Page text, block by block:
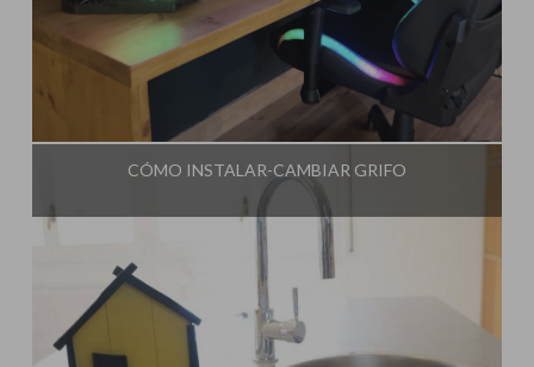
Influencer:
CÓMO INSTALAR-CAMBIAR GRIFO